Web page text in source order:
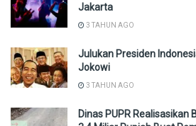
Jakarta
3 TAHUN AGO
Julukan Presiden
Jokowi
3 TAHUN AGO
Dinas PUPR Realisasikan